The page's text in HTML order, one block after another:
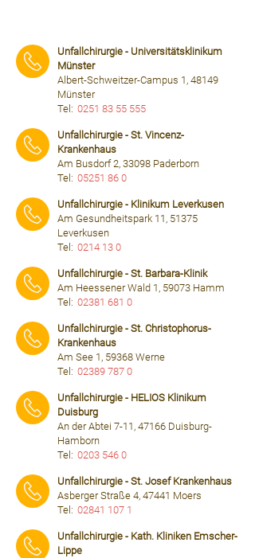
Unfallchirurgie - Universitätsklinikum
Münster
Albert-Schweitzer-Campus 1, 48149
Münster
Tel: 0251 83 55 555
Unfallchirurgie - St. Vincenz-
Krankenhaus
Am Busdorf 2, 33098 Paderborn
Tel: 05251 86 0
Unfallchirurgie - Klinikum Leverkusen
Am Gesundheitspark 11, 51375
Leverkusen
Tel: 0214 13 0
Unfallchirurgie - St. Barbara-Klinik
Am Heessener Wald 1, 59073 Hamm
Tel: 02381 681 0
Unfallchirurgie - St. Christophorus-
Krankenhaus
Am See 1, 59368 Werne
Tel: 02389 787 0
Unfallchirurgie - HELIOS Klinikum
Duisburg
An der Abtei 7-11, 47166 Duisburg-
Hamborn
Tel: 0203 546 0
Unfallchirurgie - St. Josef Krankenhaus
Asberger Straße 4, 47441 Moers
Tel: 02841 107 1
Unfallchirurgie - Kath. Kliniken Emscher-
Lippe